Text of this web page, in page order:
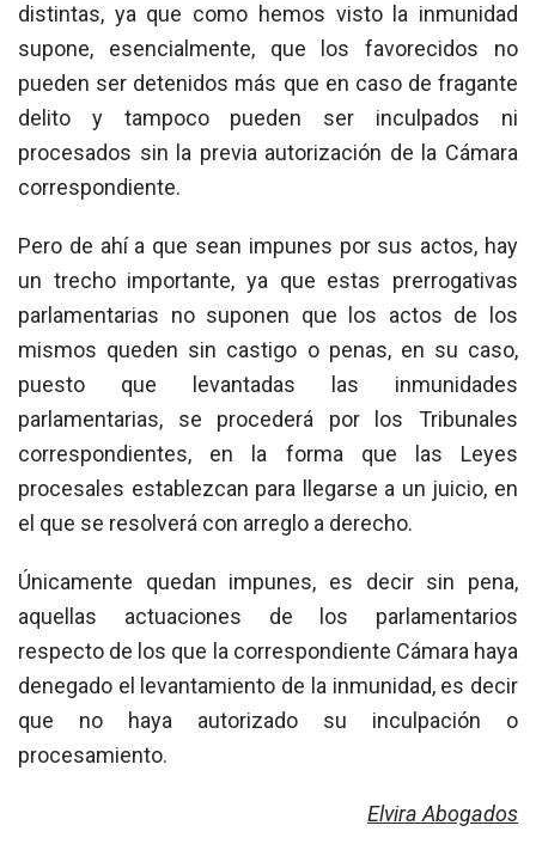
distintas, ya que como hemos visto la inmunidad
supone, esencialmente, que los favorecidos no
pueden ser detenidos más que en caso de fragante
delito y tampoco pueden ser inculpados ni
procesados sin la previa autorización de la Cámara
correspondiente.
Pero de ahí a que sean impunes por sus actos, hay
un trecho importante, ya que estas prerrogativas
parlamentarias no suponen que los actos de los
mismos queden sin castigo o penas, en su caso,
puesto que levantadas las inmunidades
parlamentarias, se procederá por los Tribunales
correspondientes, en la forma que las Leyes
procesales establezcan para llegarse a un juicio, en
el que se resolverá con arreglo a derecho.
Únicamente quedan impunes, es decir sin pena,
aquellas actuaciones de los parlamentarios
respecto de los que la correspondiente Cámara haya
denegado el levantamiento de la inmunidad, es decir
que no haya autorizado su inculpación o
procesamiento.
Elvira Abogados